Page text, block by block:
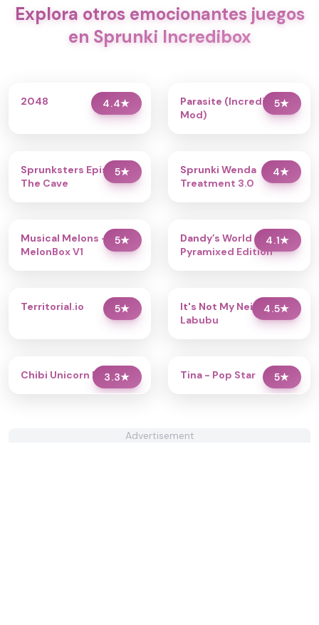
Explora otros emocionantes juegos
en Sprunki Incredibox
4.4★
2048 5★
Parasite (Incredibox
Mod)
5★
Sprunksters Episode 2:
The Cave
4★
Sprunki Wenda
Treatment 3.0
5★
Musical Melons –
MelonBox V1
4.1★
Dandy’s World
Pyramixed Edition
5★
Territorial.io 4.5★
It's Not My Neighbor:
Labubu
3.3★
Chibi Unicorn Dress Up 5★
Tina - Pop Star
Advertisement